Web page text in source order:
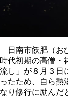
日南市飫肥（お
時代初期の高僧・
流し」が８月３
ったため、自ら熱
なり修行に励ん